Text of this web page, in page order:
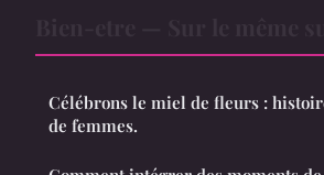
Célébrons le miel de fleurs :
de femmes.